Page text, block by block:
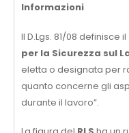
Informazioni
Il D.Lgs. 81/08 definisce il
per la Sicurezza sul
eletta o designata per
quanto concerne gli
durante il lavoro”.